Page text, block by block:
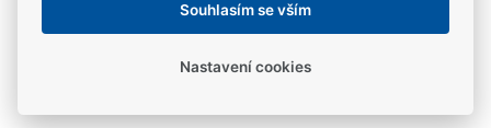
EL566, EL066, EL166 a jejich variant
Souhlasím se vším
Nastavení cookies